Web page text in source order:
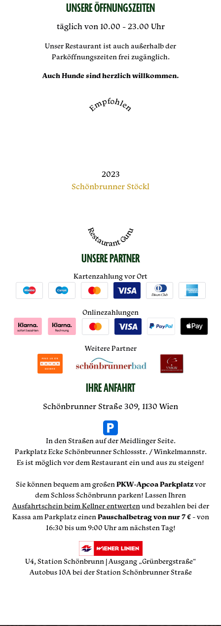
UNSERE ÖFFNUNGSZEITEN
täglich von 10.00 - 23.00 Uhr
Unser Restaurant ist auch außerhalb der
Parköffnungszeiten frei zugänglich.
Auch Hunde sind herzlich willkommen.
Empfohlen
2023
Schönbrunner Stöckl
Restaurant Guru
UNSERE PARTNER
Kartenzahlung vor Ort
Onlinezahlungen
Weitere Partner
IHRE ANFAHRT
Schönbrunner Straße 309, 1130 Wien
In den Straßen auf der Meidlinger Seite.
Parkplatz Ecke Schönbrunner Schlossstr. / Winkelmannstr.
Es ist möglich vor dem Restaurant ein und aus zu steigen!
Sie können bequem am großenPKW-Apcoa Parkplatzvor
dem Schloss Schönbrunn parken! Lassen Ihren
Ausfahrtschein beim Kellner entwertenund bezahlen bei der
Kassa am Parkplatz einenPauschalbetrag von nur 7 €- von
16:30 bis um 9:00 Uhr am nächsten Tag!
U4, Station Schönbrunn | Ausgang „Grünbergstraße“
Autobus 10A bei der Station Schönbrunner Straße